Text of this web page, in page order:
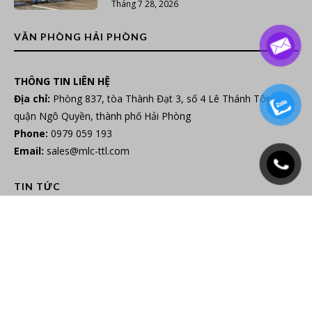
Tháng 7 28, 2026
VĂN PHÒNG HẢI PHÒNG
THÔNG TIN LIÊN HỆ
Địa chỉ: Phòng 837, tòa Thành Đạt 3, số 4 Lê Thánh Tông,
quận Ngô Quyền, thành phố Hải Phòng
Phone: 0979 059 193
Email: sales@mlc-ttl.com
TIN TỨC